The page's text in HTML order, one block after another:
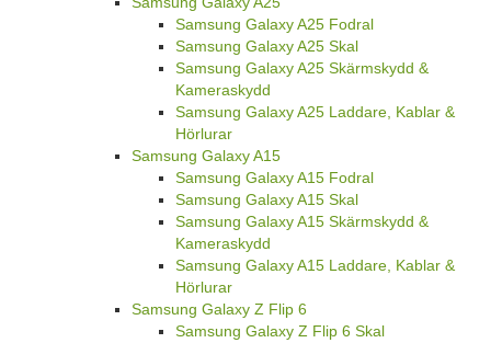
Samsung Galaxy A25 Fodral
Samsung Galaxy A25 Skal
Samsung Galaxy A25 Skärmskydd &
Kameraskydd
Samsung Galaxy A25 Laddare, Kablar &
Hörlurar
Samsung Galaxy A15
Samsung Galaxy A15 Fodral
Samsung Galaxy A15 Skal
Samsung Galaxy A15 Skärmskydd &
Kameraskydd
Samsung Galaxy A15 Laddare, Kablar &
Hörlurar
Samsung Galaxy Z Flip 6
Samsung Galaxy Z Flip 6 Skal